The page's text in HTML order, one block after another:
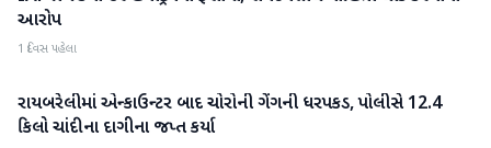
આરોપ
1 દિવસ પહેલા
રાષ્ટ્રીય
રાયબરેલીમાં એન્કાઉન્ટર બાદ ચોરોની ગેંગની ધરપકડ, પોલીસે 12.4
કિલો ચાંદીના દાગીના જપ્ત કર્યા